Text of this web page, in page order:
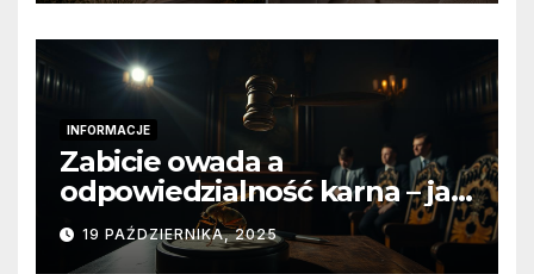
INFORMACJE
Zabicie owada a
odpowiedzialność karna – jak
wygląda to w praktyce?
19 PAŹDZIERNIKA, 2025